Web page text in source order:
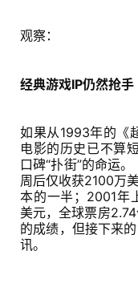
机
单
机
游
戏
观察：
经典游戏IP仍然抢手
如果从1993年的《
电影的历史已不算
口碑“扑街”的命运
周后仅收获2100万
本的一半；2001年
美元，全球票房
的成绩，但接下来
讯。